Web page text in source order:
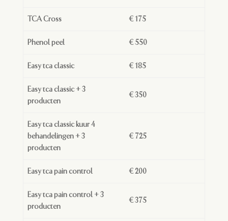
TCA Cross € 175
Phenol peel € 550
Easy tca classic € 185
Easy tca classic + 3
producten
€ 350
Easy tca classic kuur 4
behandelingen + 3
producten
€ 725
Easy tca pain control € 200
Easy tca pain control + 3
producten
€ 375